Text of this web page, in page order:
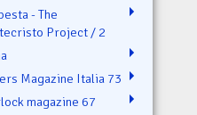
- The
Project / 2
Magazine Italia 73
magazine 67